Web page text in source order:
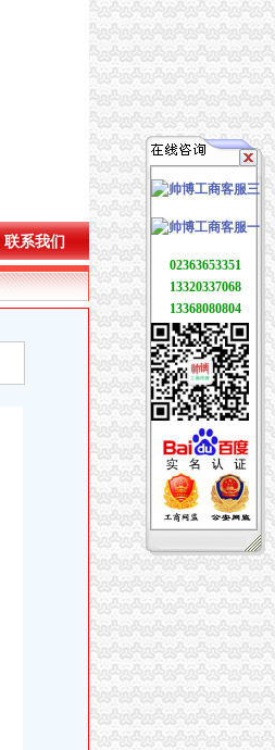
联系我们
02363653351
13320337068
13368080804